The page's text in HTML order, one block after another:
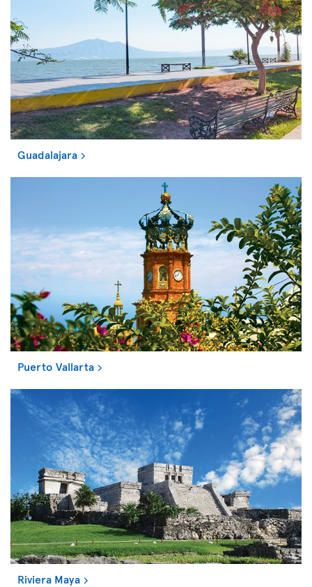
Guadalajara
Puerto Vallarta
Riviera Maya